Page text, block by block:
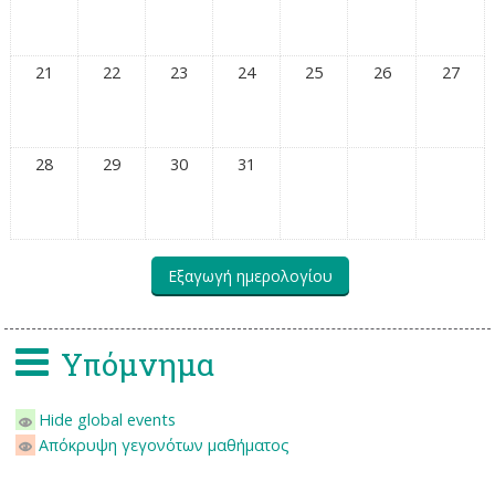
21 22 23 24 25 26 27
28 29 30 31
Υπόμνημα
Hide global events
Απόκρυψη γεγονότων μαθήματος